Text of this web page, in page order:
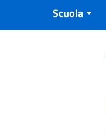
Scuola